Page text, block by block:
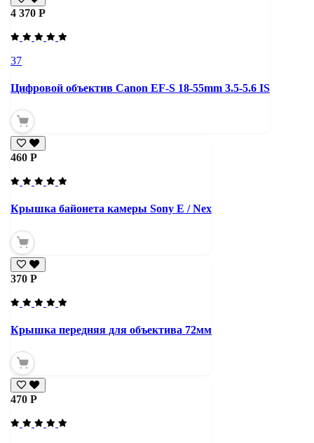
4 370 Р
37
Цифровой объектив Canon EF-S 18-55mm 3.5-5.6 IS
460 Р
Крышка байонета камеры Sony E / Nex
370 Р
Крышка передняя для объектива 72мм
470 Р